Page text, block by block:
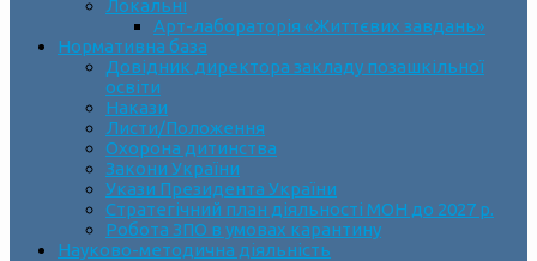
Локальні
Арт-лабораторія «Життєвих завдань»
Нормативна база
Довідник директора закладу позашкільної
освіти
Накази
Листи/Положення
Охорона дитинства
Закони України
Укази Президента України
Стратегічний план діяльності МОН до 2027 р.
Робота ЗПО в умовах карантину
Науково-методична діяльність